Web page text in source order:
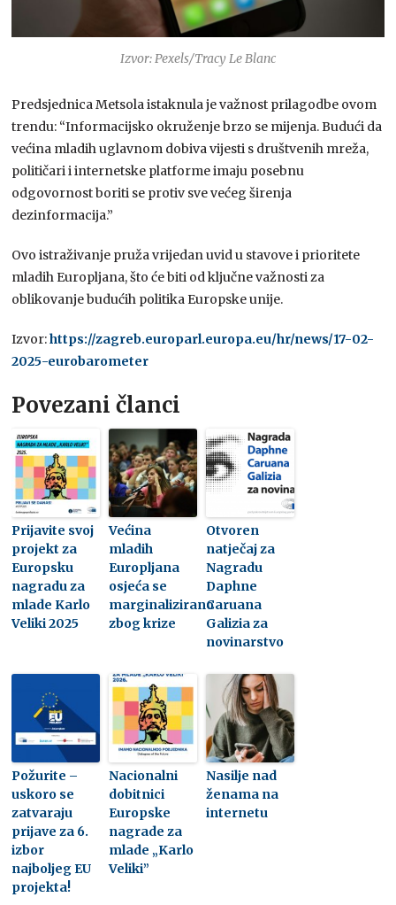
Izvor: Pexels/Tracy Le Blanc
Predsjednica Metsola istaknula je važnost prilagodbe ovom
trendu: “Informacijsko okruženje brzo se mijenja. Budući da
većina mladih uglavnom dobiva vijesti s društvenih mreža,
političari i internetske platforme imaju posebnu
odgovornost boriti se protiv sve većeg širenja
dezinformacija.”
Ovo istraživanje pruža vrijedan uvid u stavove i prioritete
mladih Europljana, što će biti od ključne važnosti za
oblikovanje budućih politika Europske unije.
Izvor:https://zagreb.europarl.europa.eu/hr/news/17-02-
2025-eurobarometer
Povezani članci
Prijavite svoj
projekt za
Europsku
nagradu za
mlade Karlo
Veliki 2025
Većina
mladih
Europljana
osjeća se
marginalizirano
zbog krize
Otvoren
natječaj za
Nagradu
Daphne
Caruana
Galizia za
novinarstvo
Požurite –
uskoro se
zatvaraju
prijave za 6.
izbor
najboljeg EU
projekta!
Nacionalni
dobitnici
Europske
nagrade za
mlade „Karlo
Veliki”
Nasilje nad
ženama na
internetu